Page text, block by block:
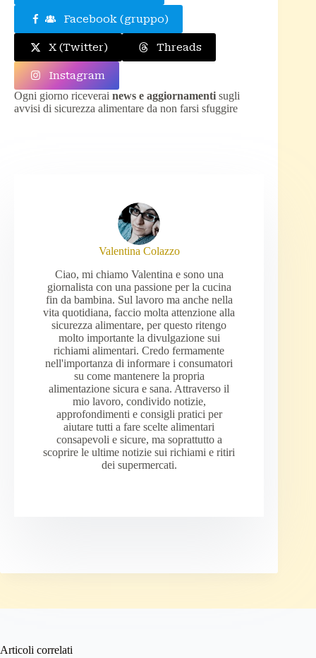
Facebook (gruppo)
X (Twitter) Threads
Instagram
Ogni giorno riceverai news e aggiornamenti sugli
avvisi di sicurezza alimentare da non farsi sfuggire
Valentina Colazzo
Ciao, mi chiamo Valentina e sono una
giornalista con una passione per la cucina
fin da bambina. Sul lavoro ma anche nella
vita quotidiana, faccio molta attenzione alla
sicurezza alimentare, per questo ritengo
molto importante la divulgazione sui
richiami alimentari. Credo fermamente
nell'importanza di informare i consumatori
su come mantenere la propria
alimentazione sicura e sana. Attraverso il
mio lavoro, condivido notizie,
approfondimenti e consigli pratici per
aiutare tutti a fare scelte alimentari
consapevoli e sicure, ma soprattutto a
scoprire le ultime notizie sui richiami e ritiri
dei supermercati.
Articoli correlati